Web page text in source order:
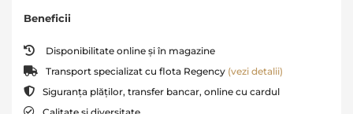
Beneficii
Disponibilitate online și în magazine
Transport specializat cu flota Regency (vezi detalii)
Siguranța plăților, transfer bancar, online cu cardul